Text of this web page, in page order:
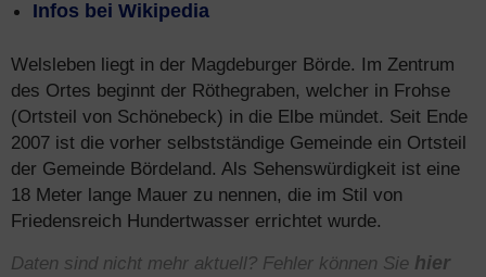
Infos bei Wikipedia
Welsleben liegt in der Magdeburger Börde. Im Zentrum
des Ortes beginnt der Röthegraben, welcher in Frohse
(Ortsteil von Schönebeck) in die Elbe mündet. Seit Ende
2007 ist die vorher selbstständige Gemeinde ein Ortsteil
der Gemeinde Bördeland. Als Sehenswürdigkeit ist eine
18 Meter lange Mauer zu nennen, die im Stil von
Friedensreich Hundertwasser errichtet wurde.
Daten sind nicht mehr aktuell? Fehler können Sie hier